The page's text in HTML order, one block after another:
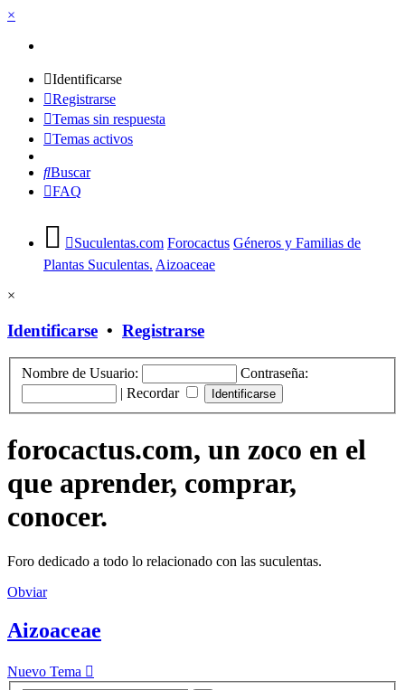
×
Identificarse
Registrarse
Temas sin respuesta
Temas activos
Buscar
FAQ
Suculentas.com Forocactus Géneros y Familias de
Plantas Suculentas. Aizoaceae
×
Identificarse • Registrarse
Nombre de Usuario:
Contraseña:
| Recordar
forocactus.com, un zoco en el
que aprender, comprar,
conocer.
Foro dedicado a todo lo relacionado con las suculentas.
Obviar
Aizoaceae
Nuevo Tema